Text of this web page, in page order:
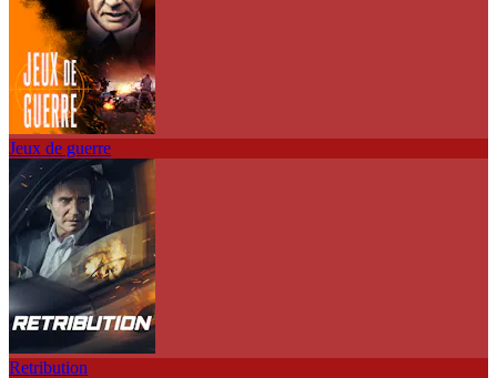
Jeux de guerre
Retribution